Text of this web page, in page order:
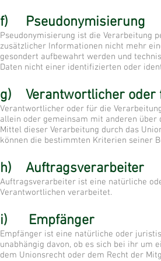
f) Pseudonymisierung
Pseudonymisierung ist die Verarbeitung
zusätzlicher Informationen nicht mehr
gesondert aufbewahrt werden und
Daten nicht einer identifizierten oder
g) Verantwortlicher oder
Verantwortlicher oder für die
allein oder gemeinsam mit anderen über
Mittel dieser Verarbeitung durch das
können die bestimmten Kriterien seiner
h) Auftragsverarbeiter
Auftragsverarbeiter ist eine natürliche
Verantwortlichen verarbeitet.
i) Empfänger
Empfänger ist eine natürliche oder
unabhängig davon, ob es sich bei ihr um
dem Unionsrecht oder dem Recht der